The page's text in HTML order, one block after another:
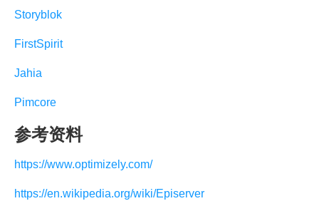
Storyblok
FirstSpirit
Jahia
Pimcore
参考资料
https://www.optimizely.com/
https://en.wikipedia.org/wiki/Episerver